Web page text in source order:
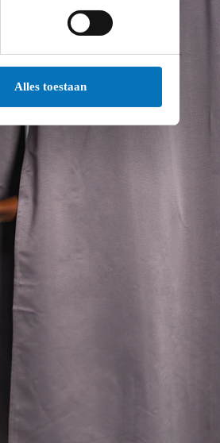
Alles toestaan